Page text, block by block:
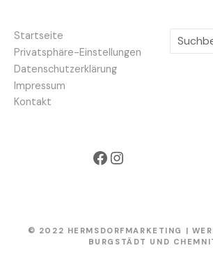
Startseite
Privatsphäre-Einstellungen
Datenschutzerklärung
Impressum
Kontakt
Facebook Instagram
© 2022 HERMSDORFMARKETING |
BURGSTÄDT UND